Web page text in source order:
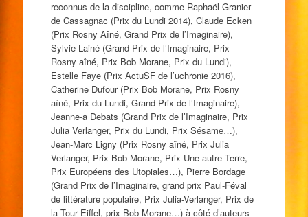
reconnus de la discipline, comme Raphaël Granier
de Cassagnac (Prix du Lundi 2014), Claude Ecken
(Prix Rosny Aîné, Grand Prix de l’Imaginaire),
Sylvie Lainé (Grand Prix de l’Imaginaire, Prix
Rosny aîné, Prix Bob Morane, Prix du Lundi),
Estelle Faye (Prix ActuSF de l’uchronie 2016),
Catherine Dufour (Prix Bob Morane, Prix Rosny
aîné, Prix du Lundi, Grand Prix de l’Imaginaire),
Jeanne-a Debats (Grand Prix de l’Imaginaire, Prix
Julia Verlanger, Prix du Lundi, Prix Sésame…),
Jean-Marc Ligny (Prix Rosny aîné, Prix Julia
Verlanger, Prix Bob Morane, Prix Une autre Terre,
Prix Européens des Utopiales…), Pierre Bordage
(Grand Prix de l’Imaginaire, grand prix Paul-Féval
de littérature populaire, Prix Julia-Verlanger, Prix de
la Tour Eiffel, prix Bob-Morane…) à côté d’auteurs